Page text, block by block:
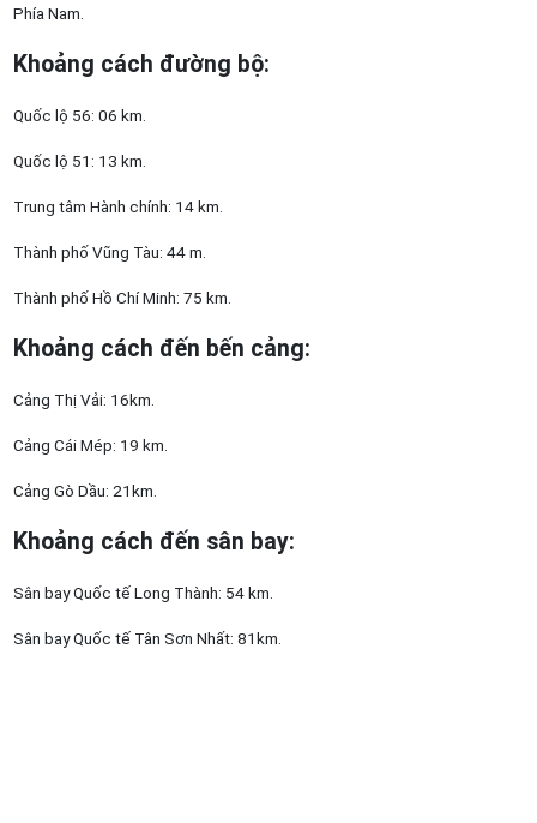
Phía Nam.
Khoảng cách đường bộ:
Quốc lộ 56: 06 km.
Quốc lộ 51: 13 km.
Trung tâm Hành chính: 14 km.
Thành phố Vũng Tàu: 44 m.
Thành phố Hồ Chí Minh: 75 km.
Khoảng cách đến bến cảng:
Cảng Thị Vải: 16km.
Cảng Cái Mép: 19 km.
Cảng Gò Dầu: 21km.
Khoảng cách đến sân bay:
Sân bay Quốc tế Long Thành: 54 km.
Sân bay Quốc tế Tân Sơn Nhất: 81km.